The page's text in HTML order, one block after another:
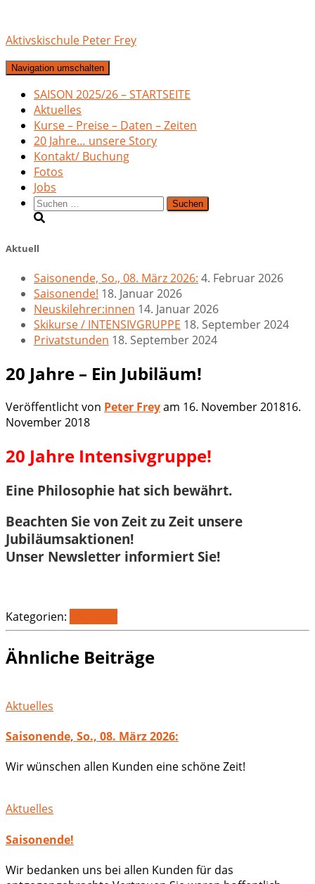
Aktivskischule Peter Frey
Navigation umschalten
SAISON 2025/26 – STARTSEITE
Aktuelles
Kurse – Preise – Daten – Zeiten
20 Jahre… unsere Story
Kontakt/ Buchung
Fotos
Jobs
Suchen
nach:
Aktuell
Saisonende, So., 08. März 2026: 4. Februar 2026
Saisonende! 18. Januar 2026
Neuskilehrer:innen 14. Januar 2026
Skikurse / INTENSIVGRUPPE 18. September 2024
Privatstunden 18. September 2024
20 Jahre – Ein Jubiläum!
Veröffentlicht von Peter Freyam 16. November 201816.
November 2018
20 Jahre Intensivgruppe!
Eine Philosophie hat sich bewährt.
Beachten Sie von Zeit zu Zeit unsere
Jubiläumsaktionen!
Unser Newsletter informiert Sie!
Kategorien:
Ähnliche Beiträge
Aktuelles
Saisonende, So., 08. März 2026:
Wir wünschen allen Kunden eine schöne Zeit!
Aktuelles
Saisonende!
Wir bedanken uns bei allen Kunden für das